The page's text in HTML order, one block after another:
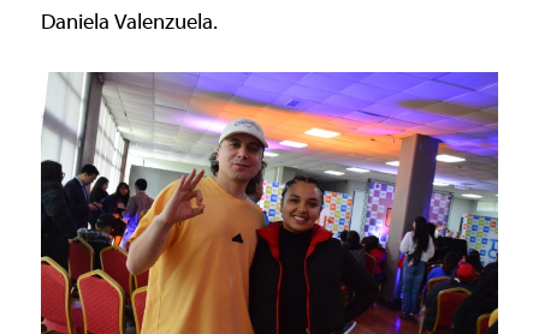
Daniela Valenzuela.